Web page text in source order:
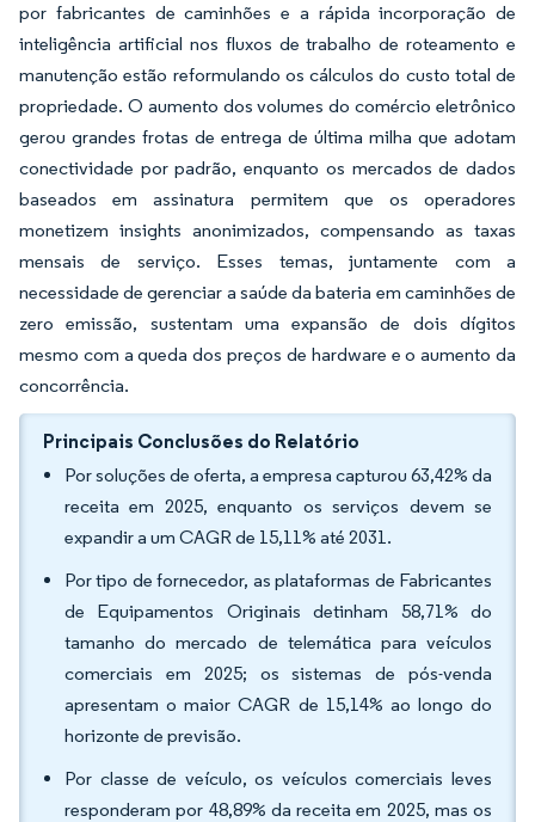
por fabricantes de caminhões e a rápida incorporação de
inteligência artificial nos fluxos de trabalho de roteamento e
manutenção estão reformulando os cálculos do custo total de
propriedade. O aumento dos volumes do comércio eletrônico
gerou grandes frotas de entrega de última milha que adotam
conectividade por padrão, enquanto os mercados de dados
baseados em assinatura permitem que os operadores
monetizem insights anonimizados, compensando as taxas
mensais de serviço. Esses temas, juntamente com a
necessidade de gerenciar a saúde da bateria em caminhões de
zero emissão, sustentam uma expansão de dois dígitos
mesmo com a queda dos preços de hardware e o aumento da
concorrência.
Principais Conclusões do Relatório
Por soluções de oferta, a empresa capturou 63,42% da
receita em 2025, enquanto os serviços devem se
expandir a um CAGR de 15,11% até 2031.
Por tipo de fornecedor, as plataformas de Fabricantes
de Equipamentos Originais detinham 58,71% do
tamanho do mercado de telemática para veículos
comerciais em 2025; os sistemas de pós-venda
apresentam o maior CAGR de 15,14% ao longo do
horizonte de previsão.
Por classe de veículo, os veículos comerciais leves
responderam por 48,89% da receita em 2025, mas os